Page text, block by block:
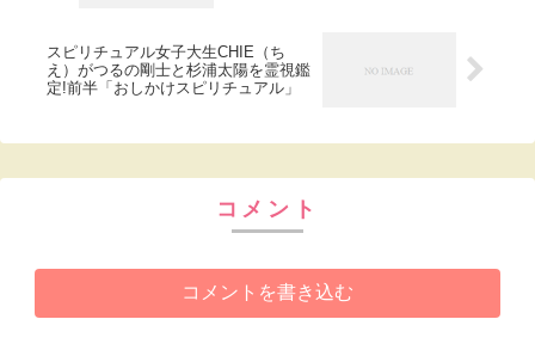
スピリチュアル女子大生CHIE（ち
え）がつるの剛士と杉浦太陽を霊視鑑
定!前半「おしかけスピリチュアル」
コメント
コメントを書き込む